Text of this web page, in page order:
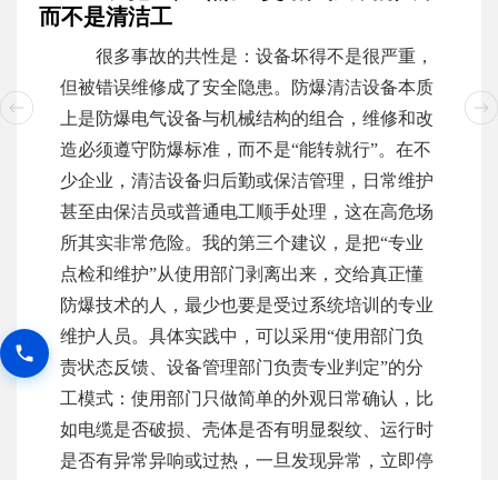
而不是清洁工
很多事故的共性是：设备坏得不是很严重，
但被错误维修成了安全隐患。防爆清洁设备本质
上是防爆电气设备与机械结构的组合，维修和改
造必须遵守防爆标准，而不是“能转就行”。在不
少企业，清洁设备归后勤或保洁管理，日常维护
甚至由保洁员或普通电工顺手处理，这在高危场
所其实非常危险。我的第三个建议，是把“专业
点检和维护”从使用部门剥离出来，交给真正懂
防爆技术的人，最少也要是受过系统培训的专业
维护人员。具体实践中，可以采用“使用部门负
责状态反馈、设备管理部门负责专业判定”的分
工模式：使用部门只做简单的外观日常确认，比
如电缆是否破损、壳体是否有明显裂纹、运行时
是否有异常异响或过热，一旦发现异常，立即停